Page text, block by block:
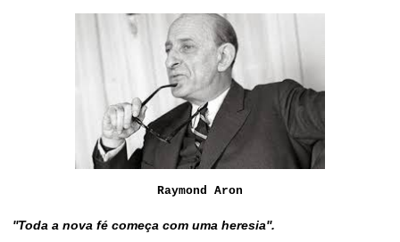
Raymond Aron
''Toda a nova fé começa com uma heresia''.